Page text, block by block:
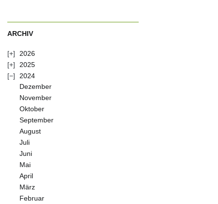
ARCHIV
2026
2025
2024
Dezember
November
Oktober
September
August
Juli
Juni
Mai
April
März
Februar